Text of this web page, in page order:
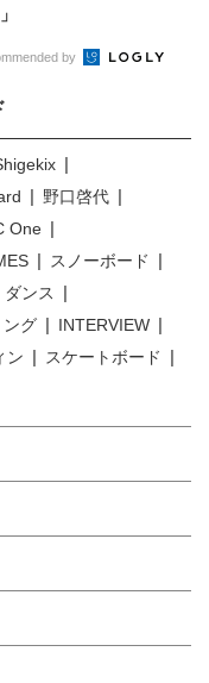
by
野口啓代
One
スノーボード
ダンス
ング
INTERVIEW
ン
スケートボード